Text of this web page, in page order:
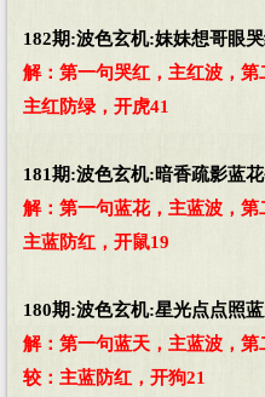
182期:波色玄机:妹妹想哥眼
解：第一句哭红，主红波，第
主红防绿，开虎41
181期:波色玄机:暗香疏影蓝
解：第一句蓝花，主蓝波，第
主蓝防红，开鼠19
180期:波色玄机:星光点点照
解：第一句蓝天，主蓝波，
较：主蓝防红，开狗21